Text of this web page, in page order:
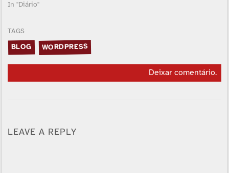
In "Diário"
TAGS
BLOG WORDPRESS
Deixar comentário.
LEAVE A REPLY